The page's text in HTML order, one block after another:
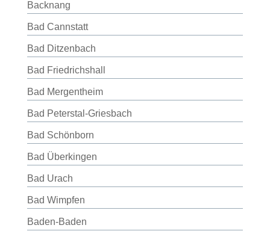
Backnang
Bad Cannstatt
Bad Ditzenbach
Bad Friedrichshall
Bad Mergentheim
Bad Peterstal-Griesbach
Bad Schönborn
Bad Überkingen
Bad Urach
Bad Wimpfen
Baden-Baden